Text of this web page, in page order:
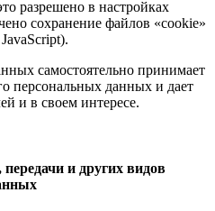
разрешено в настройках
сохранение файлов «cookie»
самостоятельно принимает
персональных данных и дает
и в своем интересе.
и других видов